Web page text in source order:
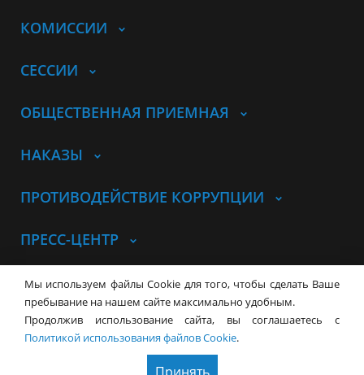
КОМИССИИ
СЕССИИ
ОБЩЕСТВЕННАЯ ПРИЕМНАЯ
НАКАЗЫ
ПРОТИВОДЕЙСТВИЕ КОРРУПЦИИ
ПРЕСС-ЦЕНТР
© Совет депутатов города
НовосибирскаКонтакты Карта сайта
630099, г. Новосибирск, Красный
проспект, 34
Мы используем файлы Cookie для того, чтобы сделать Ваше
пребывание на нашем сайте максимально удобным.
Продолжив использование сайта, вы соглашаетесь с
Политикой использования файлов Cookie.